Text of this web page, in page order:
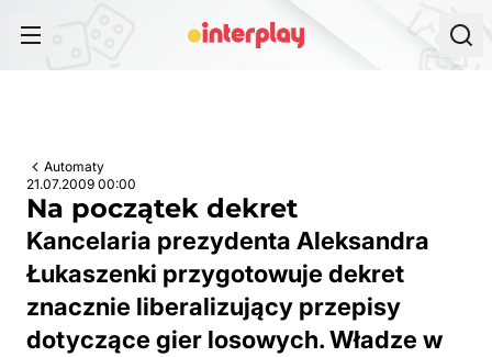
Automaty
21.07.2009 00:00
Na początek dekret
Kancelaria prezydenta Aleksandra
Łukaszenki przygotowuje dekret
znacznie liberalizujący przepisy
dotyczące gier losowych. Władze w